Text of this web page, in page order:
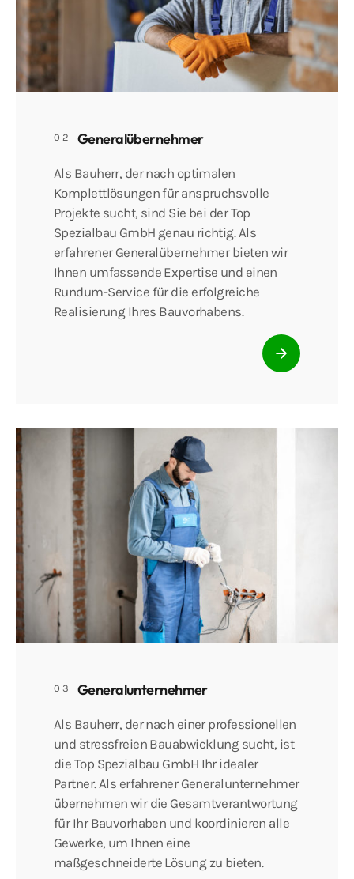
02 Generalübernehmer
Als Bauherr, der nach optimalen
Komplettlösungen für anspruchsvolle
Projekte sucht, sind Sie bei der Top
Spezialbau GmbH genau richtig. Als
erfahrener Generalübernehmer bieten wir
Ihnen umfassende Expertise und einen
Rundum-Service für die erfolgreiche
Realisierung Ihres Bauvorhabens.
03 Generalunternehmer
Als Bauherr, der nach einer professionellen
und stressfreien Bauabwicklung sucht, ist
die Top Spezialbau GmbH Ihr idealer
Partner. Als erfahrener Generalunternehmer
übernehmen wir die Gesamtverantwortung
für Ihr Bauvorhaben und koordinieren alle
Gewerke, um Ihnen eine
maßgeschneiderte Lösung zu bieten.